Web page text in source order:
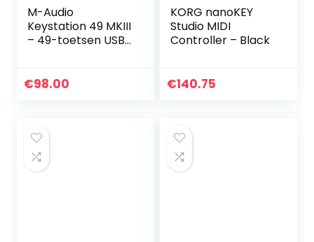
M-Audio
Keystation 49 MKIII
– 49-toetsen USB
Pitch- /
€98.00
KORG nanoKEY
Studio MIDI
Controller – Black
€140.75